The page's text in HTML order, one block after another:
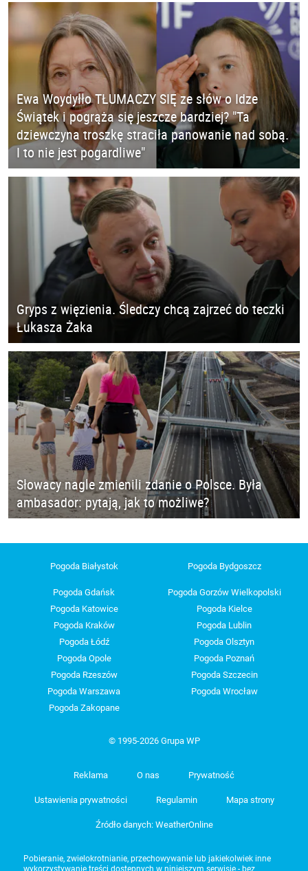
Ewa Woydyłło TŁUMACZY SIĘ ze słów o Idze
Świątek i pogrąża się jeszcze bardziej? "Ta
dziewczyna troszkę straciła panowanie nad sobą.
I to nie jest pogardliwe"
Gryps z więzienia. Śledczy chcą zajrzeć do teczki
Łukasza Żaka
Słowacy nagle zmienili zdanie o Polsce. Była
ambasador: pytają, jak to możliwe?
Pogoda Białystok Pogoda Bydgoszcz
Pogoda Gdańsk
Pogoda Gorzów Wielkopolski
Pogoda Katowice
Pogoda Kielce
Pogoda Kraków
Pogoda Lublin
Pogoda Łódź
Pogoda Olsztyn
Pogoda Opole
Pogoda Poznań
Pogoda Rzeszów
Pogoda Szczecin
Pogoda Warszawa
Pogoda Wrocław
Pogoda Zakopane
© 1995-2026 Grupa WP
Reklama O nas Prywatność
Ustawienia prywatności Regulamin Mapa strony
Źródło danych: WeatherOnline
Pobieranie, zwielokrotnianie, przechowywanie lub jakiekolwiek inne
wykorzystywanie treści dostępnych w niniejszym serwisie - bez